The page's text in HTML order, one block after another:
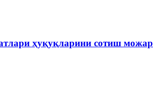
ҳуқуқларини сотиш